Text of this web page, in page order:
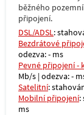
běžného
připojení.
DSL/ADSL:
Bezdrátové
odezva: - ms
Pevné připojení -
Mb/s | odezva: -
Satelitní:
Mobilní připojení:
ms